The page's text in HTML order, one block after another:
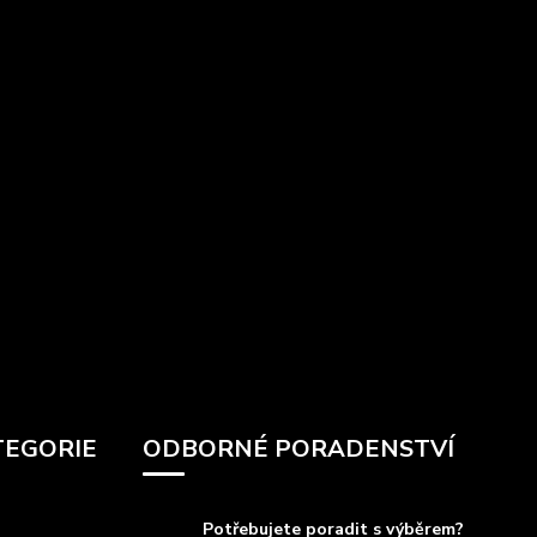
ODBORNÉ PORADENSTVÍ
Potřebujete poradit s výběrem?